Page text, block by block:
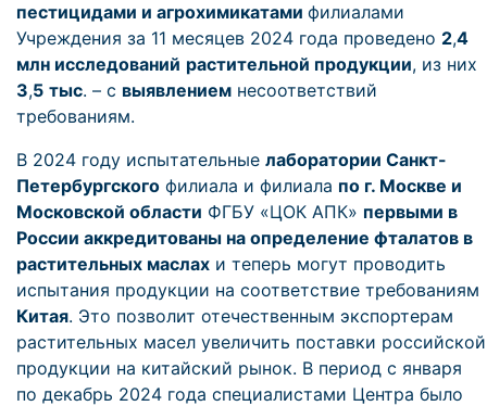
пестицидами и агрохимикатами филиалами
Учреждения за 11 месяцев 2024 года проведено 2,4
млн исследований растительной продукции, из них
3,5 тыс. – с выявлением несоответствий
требованиям.
В 2024 году испытательные лаборатории Санкт-
Петербургского филиала и филиала по г. Москве и
Московской области ФГБУ «ЦОК АПК» первыми в
России аккредитованы на определение фталатов в
растительных маслах и теперь могут проводить
испытания продукции на соответствие требованиям
Китая. Это позволит отечественным экспортерам
растительных масел увеличить поставки российской
продукции на китайский рынок. В период с января
по декабрь 2024 года специалистами Центра было